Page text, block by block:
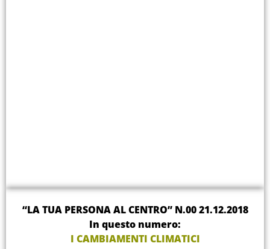
“LA TUA PERSONA AL CENTRO” N.00 21.12.2018
In questo numero:
I CAMBIAMENTI CLIMATICI